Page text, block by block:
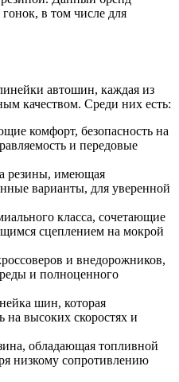
в том числе для
автошин, каждая из
качеством. Среди них есть:
комфорт, безопасность на
и передовые
резины, имеющая
варианты, для уверенной
класса, сочетающие
сцеплением на мокрой
и внедорожников,
и полноценного
шин, которая
на высоких скоростях и
обладающая топливной
низкому сопротивлению